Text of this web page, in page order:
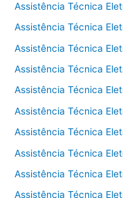
Assistência Técnica
Assistência Técnica
Assistência Técnica
Assistência Técnica
Assistência Técnica
Assistência Técnica
Assistência Técnica
Assistência Técnica
Assistência Técnica
Assistência Técnica